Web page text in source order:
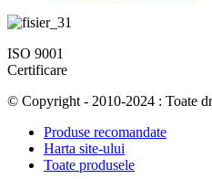
ISO 9001
Certificare
© Copyright - 2010-2024 : Toate
Produse recomandate
Harta site-ului
Toate produsele